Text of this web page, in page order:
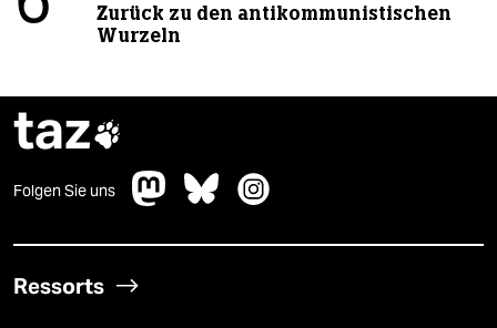
Zurück zu den antikommunistischen
Wurzeln
taz
Folgen Sie uns
Ressorts